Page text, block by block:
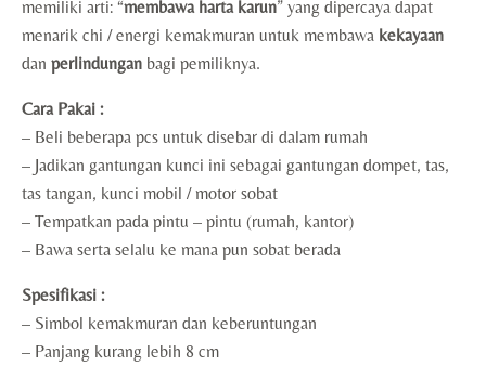
memiliki arti: “membawa harta karun” yang dipercaya dapat
menarik chi / energi kemakmuran untuk membawa kekayaan
dan perlindungan bagi pemiliknya.
Cara Pakai :
– Beli beberapa pcs untuk disebar di dalam rumah
– Jadikan gantungan kunci ini sebagai gantungan dompet, tas,
tas tangan, kunci mobil / motor sobat
– Tempatkan pada pintu – pintu (rumah, kantor)
– Bawa serta selalu ke mana pun sobat berada
Spesifikasi :
– Simbol kemakmuran dan keberuntungan
– Panjang kurang lebih 8 cm